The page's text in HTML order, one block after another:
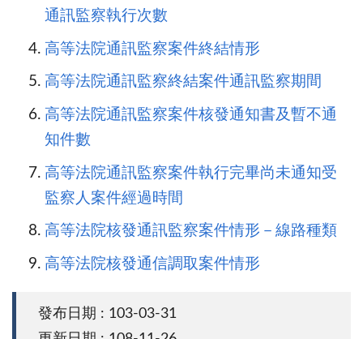
通訊監察執行次數
高等法院通訊監察案件終結情形
高等法院通訊監察終結案件通訊監察期間
高等法院通訊監察案件核發通知書及暫不通
知件數
高等法院通訊監察案件執行完畢尚未通知受
監察人案件經過時間
高等法院核發通訊監察案件情形－線路種類
高等法院核發通信調取案件情形
發布日期 : 103-03-31